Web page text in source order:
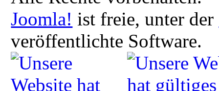
Joomla! ist freie, unter der
veröffentlichte Software.